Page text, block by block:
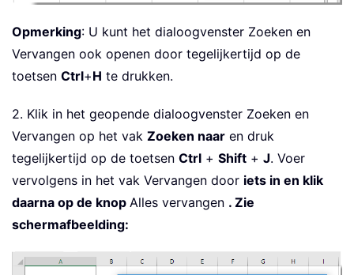
Opmerking: U kunt het dialoogvenster Zoeken en
Vervangen ook openen door tegelijkertijd op de
toetsen Ctrl+H te drukken.
2. Klik in het geopende dialoogvenster Zoeken en
Vervangen op het vak Zoeken naar en druk
tegelijkertijd op de toetsen Ctrl + Shift + J. Voer
vervolgens in het vak Vervangen door iets in en klik
daarna op de knop Alles vervangen . Zie
schermafbeelding: